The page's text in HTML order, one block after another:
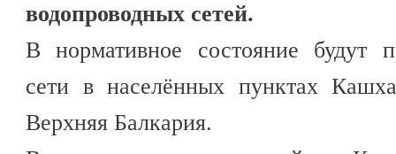
водопроводных сетей.
В нормативное состояние будут
сети в населённых пунктах
Верхняя Балкария.